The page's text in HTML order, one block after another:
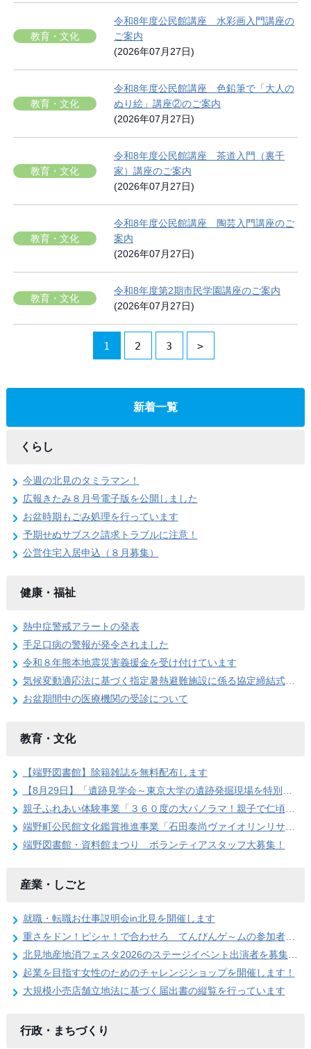
教育・文化
令和8年度公民館講座 水彩画入門講座の
ご案内
(2026年07月27日)
教育・文化
令和8年度公民館講座 色鉛筆で「大人の
ぬり絵」講座②のご案内
(2026年07月27日)
教育・文化
令和8年度公民館講座 茶道入門（裏千
家）講座のご案内
(2026年07月27日)
教育・文化
令和8年度公民館講座 陶芸入門講座のご
案内
(2026年07月27日)
教育・文化
令和8年度第2期市民学園講座のご案内
(2026年07月27日)
1 2 3 >
新着一覧
くらし
今週の北見のタミラマン！
広報きたみ８月号電子版を公開しました
お盆時期もごみ処理を行っています
予期せぬサブスク請求トラブルに注意！
公営住宅入居申込（８月募集）
健康・福祉
熱中症警戒アラートの発表
手足口病の警報が発令されました
令和８年熊本地震災害義援金を受け付けています
気候変動適応法に基づく指定暑熱避難施設に係る協定締結式を開催しました
お盆期間中の医療機関の受診について
教育・文化
【端野図書館】除籍雑誌を無料配布します
【8月29日】「遺跡見学会～東京大学の遺跡発掘現場を特別公開」参加者を募集します
親子ふれあい体験事業「３６０度の大パノラマ！親子で仁頃登山」の参加者募集のお知らせ
端野町公民館文化鑑賞推進事業「石田泰尚ヴァイオリンリサイタル」を開催します
端野図書館・資料館まつり ボランティアスタッフ大募集！
産業・しごと
就職・転職お仕事説明会in北見を開催します
重さをドン！ピシャ！で合わせろ てんびんゲ～ムの参加者を募集します（北見地産地消フェスタ2026）
北見地産地消フェスタ2026のステージイベント出演者を募集します
起業を目指す女性のためのチャレンジショップを開催します！
大規模小売店舗立地法に基づく届出書の縦覧を行っています
行政・まちづくり